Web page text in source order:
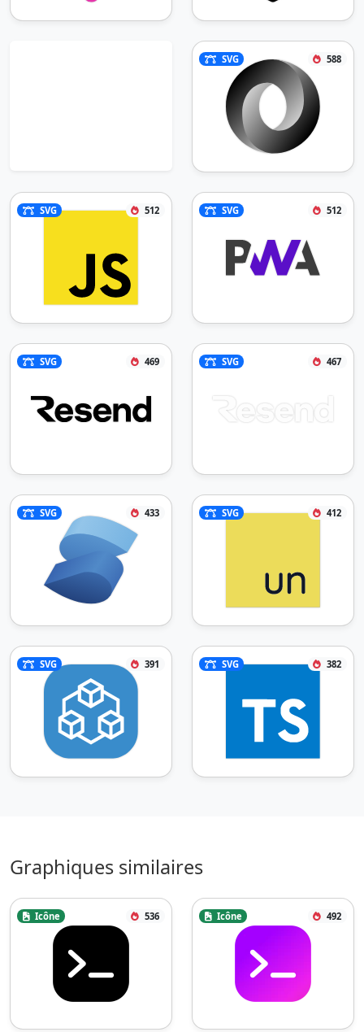
SVG 588
SVG 512 SVG 512
SVG 469 SVG 467
SVG 433 SVG 412
SVG 391 SVG 382
Graphiques similaires
Icône 536 Icône 492